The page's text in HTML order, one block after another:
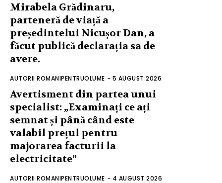
Mirabela Grădinaru,
parteneră de viață a
președintelui Nicușor Dan, a
făcut publică declarația sa de
avere.
AUTORII ROMANIPENTRUOLUME - 5 AUGUST 2026
Avertisment din partea unui
specialist: „Examinați ce ați
semnat și până când este
valabil prețul pentru
majorarea facturii la
electricitate”
AUTORII ROMANIPENTRUOLUME - 4 AUGUST 2026